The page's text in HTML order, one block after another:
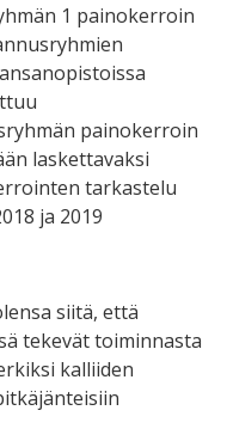
1 painokerroin
painokerroin
laskettavaksi
tarkastelu
ja 2019
siitä, että
tekevät toiminnasta
kalliiden